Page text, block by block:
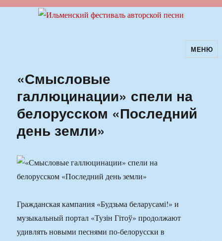
Ильменский фестиваль авторскойМЕНЮ
«Смысловые
галлюцинации» спели на
белорусском «Последний
день земли»
Гражданская кампания «Будзьма беларусамі!» и
музыкальный портал «Тузін Гітоў» продолжают
удивлять новыми песнями по-белорусски в